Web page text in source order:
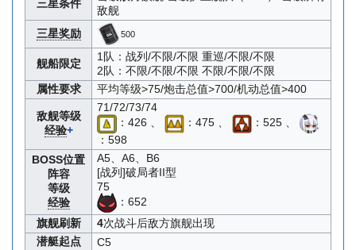
三星条件
敌舰
三星奖励
500
舰船限定
1队：战列/不限/不限 重巡/不限/不限
2队：不限/不限/不限 不限/不限/不限
属性要求
平均等级>75/炮击总值>700/机动总值>400
敌舰等级
经验+
71/72/73/74
：426 、
：475 、
：525 、
：598
BOSS位置
阵容
等级
经验
A5、A6、B6
[战列]破局者II型
75
：652
旗舰刷新
4次战斗后敌方旗舰出现
潜艇起点
C5